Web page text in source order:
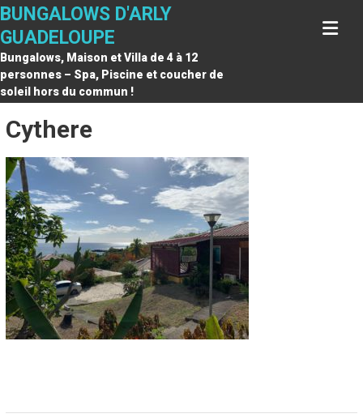
Skip
content
BUNGALOWS D'ARLY
GUADELOUPE
Bungalows, Maison et Villa de 4 à 12
personnes – Spa, Piscine et coucher de
soleil hors du commun !
Cythere